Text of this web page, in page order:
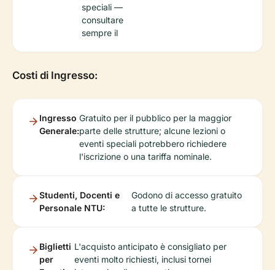
speciali —
consultare
sempre il
Costi di Ingresso:
Ingresso
Generale:
Gratuito per il pubblico per la maggior
parte delle strutture; alcune lezioni o
eventi speciali potrebbero richiedere
l'iscrizione o una tariffa nominale.
Studenti, Docenti e
Personale NTU:
Godono di accesso gratuito
a tutte le strutture.
Biglietti
per
L'acquisto anticipato è consigliato per
eventi molto richiesti, inclusi tornei